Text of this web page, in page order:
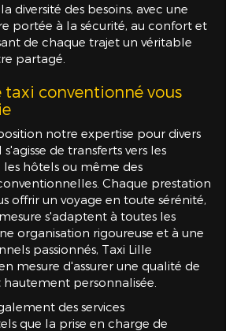
diversité des besoins, avec une
portée à la sécurité, au confort et
de chaque trajet un véritable
partagé.
taxi conventionné vous
notre expertise pour divers
de transferts vers les
les hôtels ou même des
Chaque prestation
offrir un voyage en toute sérénité,
s'adaptent à toutes les
organisation rigoureuse et à une
passionnés, Taxi Lille
mesure d'assurer une qualité de
personnalisée.
des services
que la prise en charge de